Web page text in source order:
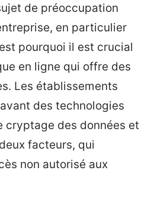
de préoccupation
en particulier
pourquoi il est crucial
en ligne qui offre des
Les établissements
des technologies
cryptage des données et
facteurs, qui
non autorisé aux